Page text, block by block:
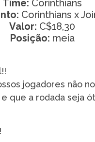
Time: Corinthians
Corinthians x
Valor: C$18,30
Posição: meia
jogadores não
que a rodada seja